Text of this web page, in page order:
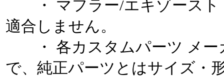
・ マフラー/エキゾースト
適合しません。
・ 各カスタムパーツ メー
で、純正パーツとはサイズ・